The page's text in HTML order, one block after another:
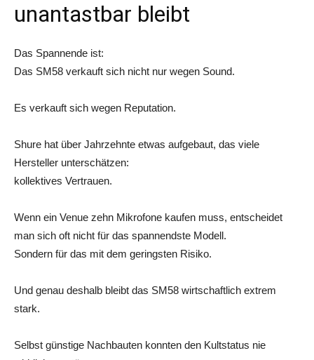
unantastbar bleibt
Das Spannende ist:
Das SM58 verkauft sich nicht nur wegen Sound.
Es verkauft sich wegen Reputation.
Shure hat über Jahrzehnte etwas aufgebaut, das viele
Hersteller unterschätzen:
kollektives Vertrauen.
Wenn ein Venue zehn Mikrofone kaufen muss, entscheidet
man sich oft nicht für das spannendste Modell.
Sondern für das mit dem geringsten Risiko.
Und genau deshalb bleibt das SM58 wirtschaftlich extrem
stark.
Selbst günstige Nachbauten konnten den Kultstatus nie